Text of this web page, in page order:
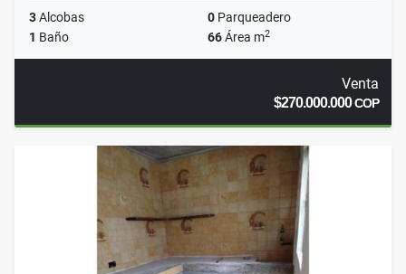
3Alcobas 0 Parqueadero
1 Baño 66Área m2
Venta
$270.000.000COP